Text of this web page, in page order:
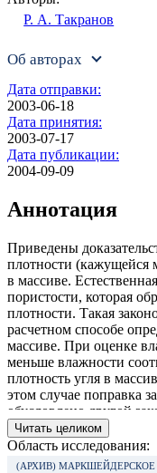
Р. А. Такранов
Об авторах
Дата отправки:
2003-06-18
Дата принятия:
2003-07-17
Дата публикации:
2004-09-09
Аннотация
Приведены
плотности (кажущейся
в массиве.
пористости, которая
плотности. Такая
расчетном способе
массиве. При оценке
меньше влажности
плотность угля в
этом случае поправка
обусловлено другой
заполнением порового
сравнению с полным
условиях в массиве.
Читать целиком
Область исследования:
(АРХИВ) МАРКШЕЙДЕРСКОЕ